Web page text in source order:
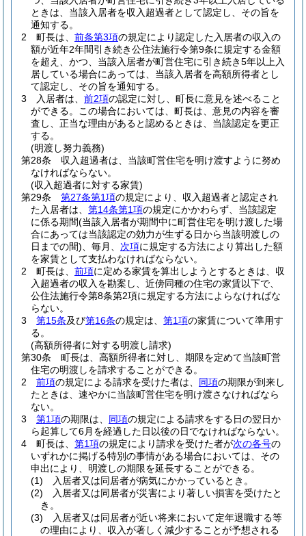
ときは、当該入居者を収入超過者として認定し、その旨を
通知する。
2
町長は、 前条第3項の規定により認定した入居者の収入の
額が近年2年間引き続き公住法施行令第9条に規定する金額
を超え、かつ、当該入居者が町営住宅に引き続き5年以上入
居している場合にあっては、当該入居者を高額所得者とし
て認定し、その旨を通知する。
3
入居者は、 前2項の認定に対し、町長に意見を述べること
ができる。
この場合においては、町長は、意見の内容を審
査し、正当な理由があると認めるときは、当該認定を更正
する。
(明渡し努力義務)
第28条
収入超過者は、当該町営住宅を明け渡すように努め
なければならない。
(収入超過者に対する家賃)
第29条
第27条第1項の規定により、収入超過者と認定され
た入居者は、 第14条第1項の規定にかかわらず、当該認定
に係る期間(当該入居者が期間中に町営住宅を明け渡した場
合にあっては当該認定の効力が生ずる日から当該明渡しの
日までの間) 、毎月、 次項に規定する方法により算出した額
を家賃として支払わなければならない。
2
町長は、 前項に定める家賃を算出しようとするときは、収
入超過者の収入を勘案し、近傍同種の住宅の家賃以下で、
公住法施行令第8条第2項に規定する方法によらなければな
らない。
3
第15条及び第16条の規定は、 第1項の家賃について準用す
る。
(高額所得者に対する明渡し請求)
第30条
町長は、高額所得者に対し、期限を定めて当該町営
住宅の明渡しを請求することができる。
2
前項の規定による請求を受けた者は、 同項の期限が到来し
たときは、速やかに当該町営住宅を明け渡さなければなら
ない。
3
第1項の期限は、 同項の規定による請求をする日の翌日か
ら起算して6月を経過した日以後の日でなければならない。
4
町長は、 第1項の規定により請求を受けた者が次の各号の
いずれかに掲げる特別の事情がある場合においては、その
申出により、明渡しの期限を延長することができる。
(1)
入居者又は同居者が病気にかかっているとき。
(2)
入居者又は同居者が災害により著しい損害を受けたと
き。
(3)
入居者又は同居者が近い将来において定年退職する等
の理由により、収入が著しく減少することが予想される